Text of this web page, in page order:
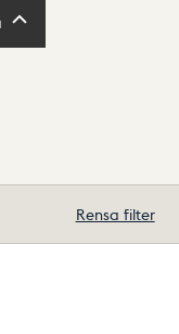
Rensa filter